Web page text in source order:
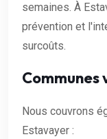
semaines. À
prévention et
surcoûts.
Communes
Nous couvrons
Estavayer :